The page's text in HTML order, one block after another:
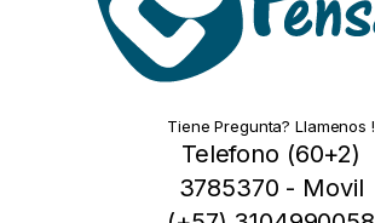
Tiene Pregunta? Llamenos !
Telefono (60+2)
3785370 - Movil